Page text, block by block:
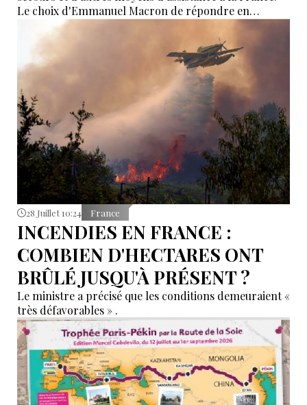
Le choix d'Emmanuel Macron de répondre en
allemand a eu une portée symbolique.
28 Juillet 10:24 France
INCENDIES EN FRANCE :
COMBIEN D'HECTARES ONT
BRÛLÉ JUSQU'À PRÉSENT ?
Le ministre a précisé que les conditions demeuraient «
très défavorables » .